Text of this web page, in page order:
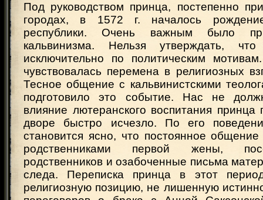
Под руководством принца, постепенно
городах, в 1572 г. началось
республики. Очень важным было
кальвинизма. Нельзя утверждать,
исключительно по политическим
чувствовалась перемена в религиозных
Тесное общение с кальвинистскими
подготовило это событие. Нас не
влияние лютеранского воспитания принца
дворе быстро исчезло. По его
становится ясно, что постоянное
родственниками первой жены,
родственников и озабоченные письма
следа. Переписка принца в этот
религиозную позицию, не лишенную